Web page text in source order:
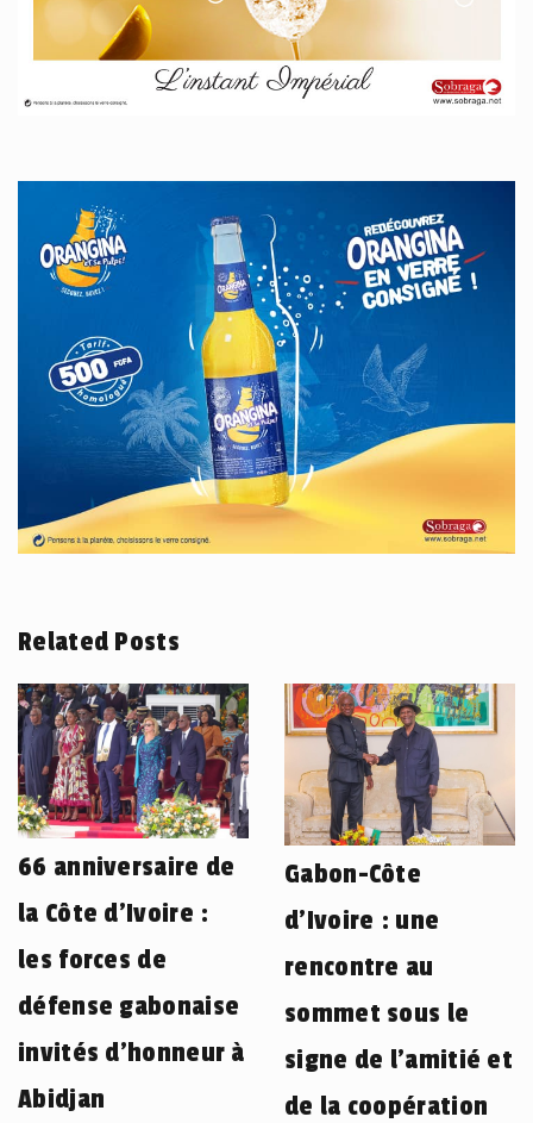
Related Posts
66 anniversaire de
la Côte d’Ivoire :
les forces de
défense gabonaise
invités d’honneur à
Abidjan
Gabon-Côte
d’Ivoire : une
rencontre au
sommet sous le
signe de l’amitié et
de la coopération